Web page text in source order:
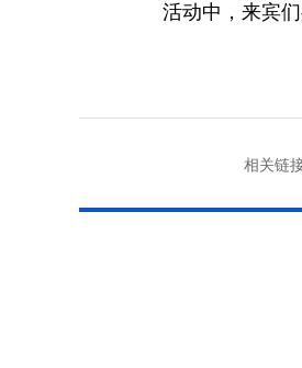
活动中，来宾
相关链